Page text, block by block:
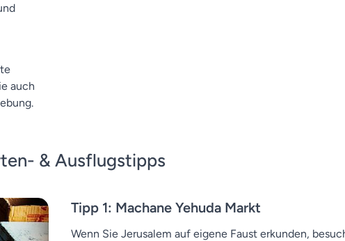
auch
& Ausflugstipps
Tipp 1: Machane Yehuda Markt
Wenn Sie Jerusalem auf eigene Faust erkunden,